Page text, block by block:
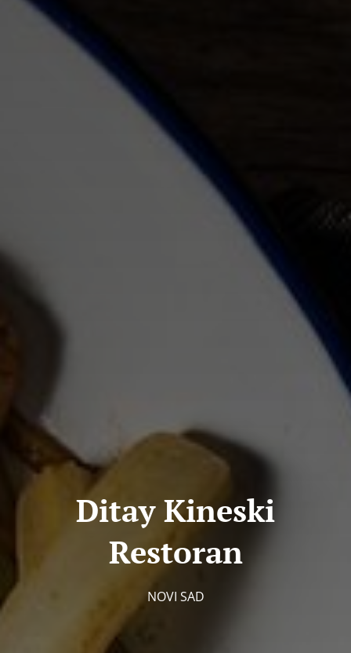
Ditay Kineski
Restoran
NOVI SAD